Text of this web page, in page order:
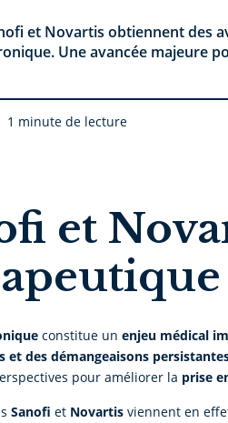
et Novartis obtiennent des
Une avancée majeure
1 minute de lecture
et
constitue un enjeu médical
et des démangeaisons
pour améliorer la prise
Sanofi et Novartis viennent en